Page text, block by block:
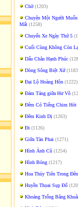
Chờ (1203)
Chuyện Một Người
Mất (1258)
Chuyến Xe Ngày Thứ 5
Cuối Cùng Không Còn
Dấu Chân Hạnh Phúc
Dòng Sông Biệt Xứ
Đại Lộ Hoàng Hôn (1222)
Đám Táng giữa Hư Vô
Đêm Có Tiếng Chim Hót
Đêm Kinh Dị (1263)
Đi (1126)
Giữa Tàn Phai (1271)
Hình Ảnh Cũ (1254)
Hình Bóng (1217)
Hoa Thủy Tiên Trong
Huyền Thọai Sụp Đổ
Khoảng Trống Bâng